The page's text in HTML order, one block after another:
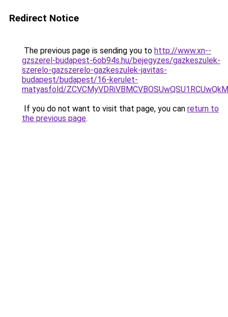
Redirect Notice
The previous page is sending you to http://www.xn--
gzszerel-budapest-6ob94s.hu/bejegyzes/gazkeszulek-
szerelo-gazszerelo-gazkeszulek-javitas-
budapest/budapest/16-kerulet-
matyasfold/
If you do not want to visit that page, you can return to
the previous page.